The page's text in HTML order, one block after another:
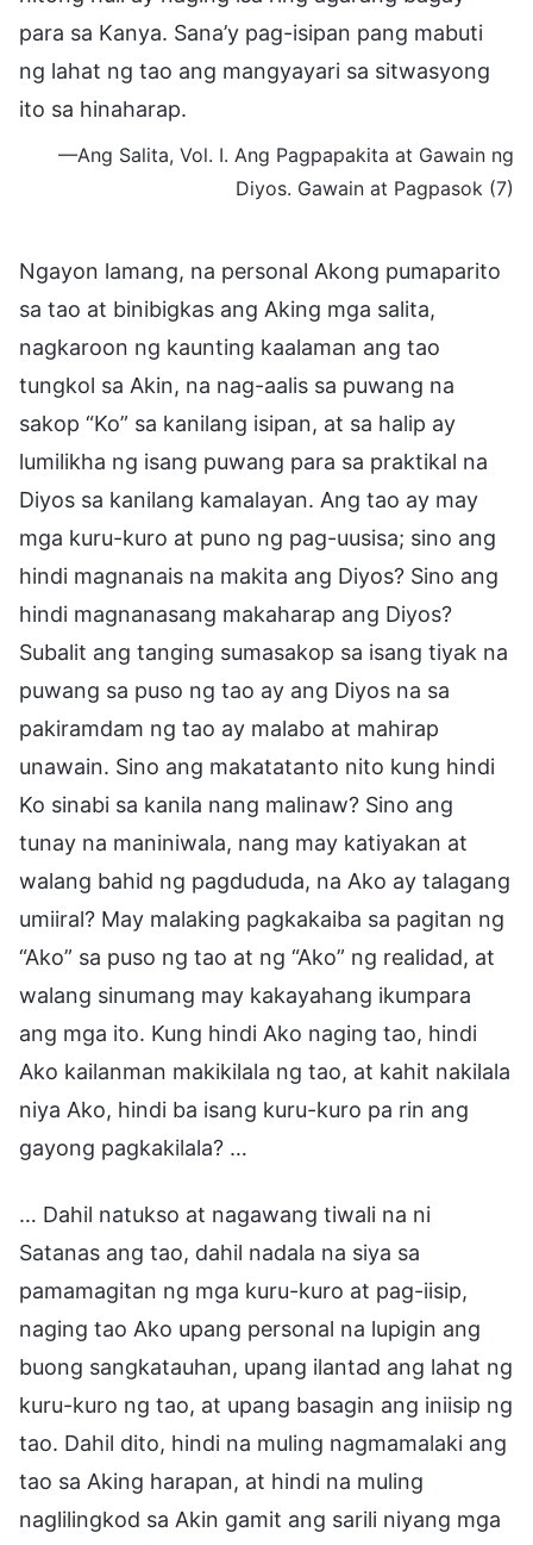
para sa Kanya. Sana’y pag-isipan pang mabuti
ng lahat ng tao ang mangyayari sa sitwasyong
ito sa hinaharap.
—Ang Salita, Vol. I. Ang Pagpapakita at Gawain ng
Diyos. Gawain at Pagpasok (7)
Ngayon lamang, na personal Akong pumaparito
sa tao at binibigkas ang Aking mga salita,
nagkaroon ng kaunting kaalaman ang tao
tungkol sa Akin, na nag-aalis sa puwang na
sakop “Ko” sa kanilang isipan, at sa halip ay
lumilikha ng isang puwang para sa praktikal na
Diyos sa kanilang kamalayan. Ang tao ay may
mga kuru-kuro at puno ng pag-uusisa; sino ang
hindi magnanais na makita ang Diyos? Sino ang
hindi magnanasang makaharap ang Diyos?
Subalit ang tanging sumasakop sa isang tiyak na
puwang sa puso ng tao ay ang Diyos na sa
pakiramdam ng tao ay malabo at mahirap
unawain. Sino ang makatatanto nito kung hindi
Ko sinabi sa kanila nang malinaw? Sino ang
tunay na maniniwala, nang may katiyakan at
walang bahid ng pagdududa, na Ako ay talagang
umiiral? May malaking pagkakaiba sa pagitan ng
“Ako” sa puso ng tao at ng “Ako” ng realidad, at
walang sinumang may kakayahang ikumpara
ang mga ito. Kung hindi Ako naging tao, hindi
Ako kailanman makikilala ng tao, at kahit nakilala
niya Ako, hindi ba isang kuru-kuro pa rin ang
gayong pagkakilala? …
… Dahil natukso at nagawang tiwali na ni
Satanas ang tao, dahil nadala na siya sa
pamamagitan ng mga kuru-kuro at pag-iisip,
naging tao Ako upang personal na lupigin ang
buong sangkatauhan, upang ilantad ang lahat ng
kuru-kuro ng tao, at upang basagin ang iniisip ng
tao. Dahil dito, hindi na muling nagmamalaki ang
tao sa Aking harapan, at hindi na muling
naglilingkod sa Akin gamit ang sarili niyang mga